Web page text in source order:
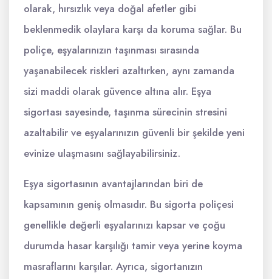
olarak, hırsızlık veya doğal afetler gibi
beklenmedik olaylara karşı da koruma sağlar. Bu
poliçe, eşyalarınızın taşınması sırasında
yaşanabilecek riskleri azaltırken, aynı zamanda
sizi maddi olarak güvence altına alır. Eşya
sigortası sayesinde, taşınma sürecinin stresini
azaltabilir ve eşyalarınızın güvenli bir şekilde yeni
evinize ulaşmasını sağlayabilirsiniz.
Eşya sigortasının avantajlarından biri de
kapsamının geniş olmasıdır. Bu sigorta poliçesi
genellikle değerli eşyalarınızı kapsar ve çoğu
durumda hasar karşılığı tamir veya yerine koyma
masraflarını karşılar. Ayrıca, sigortanızın